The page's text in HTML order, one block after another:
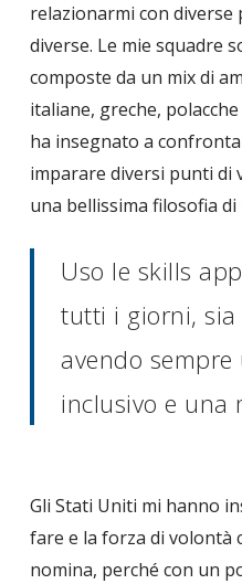
relazionarmi con diverse
diverse. Le mie squadre
composte da un mix di
italiane, greche,
ha insegnato a
imparare diversi punti di
una bellissima filosofia di
Uso le skills
tutti i giorni, sia
avendo
inclusivo e una
Gli Stati Uniti mi hanno
fare e la forza di volontà
nomina, perché con un